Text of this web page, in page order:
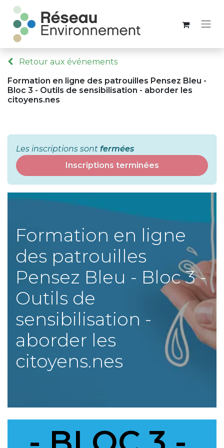
Retour aux événements
Formation en ligne des patrouilles Pensez Bleu -
Bloc 3 - Outils de sensibilisation - aborder les
citoyens.nes
Les inscriptions sont fermées
Inscriptions terminées
Formation en ligne
des patrouilles
Pensez Bleu - Bloc 3 -
Outils de
sensibilisation -
aborder les
citoyens.nes